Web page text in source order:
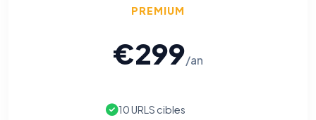
PREMIUM
€299/an
10 URLS cibles